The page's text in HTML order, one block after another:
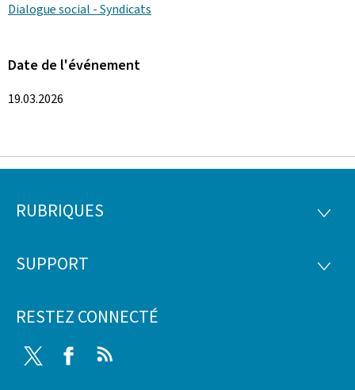
Dialogue social - Syndicats
Date de l'événement
19.03.2026
Pied
page
RUBRIQUES
SUPPORT
RESTEZ CONNECTÉ
Twitter Facebook